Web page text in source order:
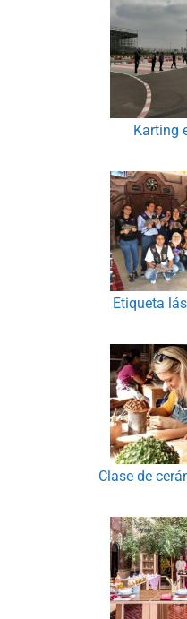
Karting
Etiqueta
Clase de